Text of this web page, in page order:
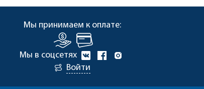
Мы принимаем к оплате:
Мы в соцсетях
Войти